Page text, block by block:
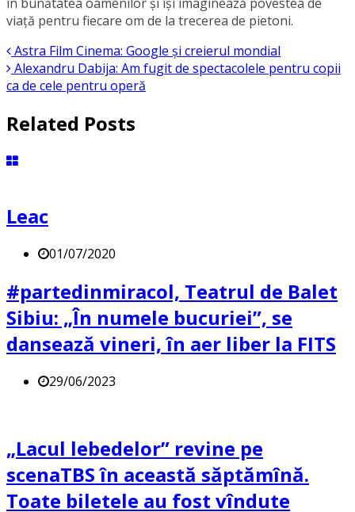
viață pentru fiecare om de la trecerea de pietoni.
Astra Film Cinema: Google și creierul mondial
Alexandru Dabija: Am fugit de spectacolele pentru copii
ca de cele pentru operă
Related Posts
Leac
01/07/2020
#partedinmiracol, Teatrul de Balet
Sibiu: „În numele bucuriei”, se
dansează vineri, în aer liber la FITS
29/06/2023
„Lacul lebedelor” revine pe
scenaTBS în această săptămînă.
Toate biletele au fost vîndute